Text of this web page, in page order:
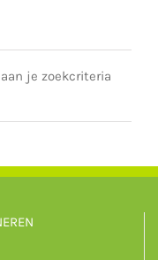
je zoekcriteria